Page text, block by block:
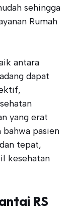
sehingga
Rumah
antara
dapat
yang erat
pasien
tepat,
kesehatan
RS